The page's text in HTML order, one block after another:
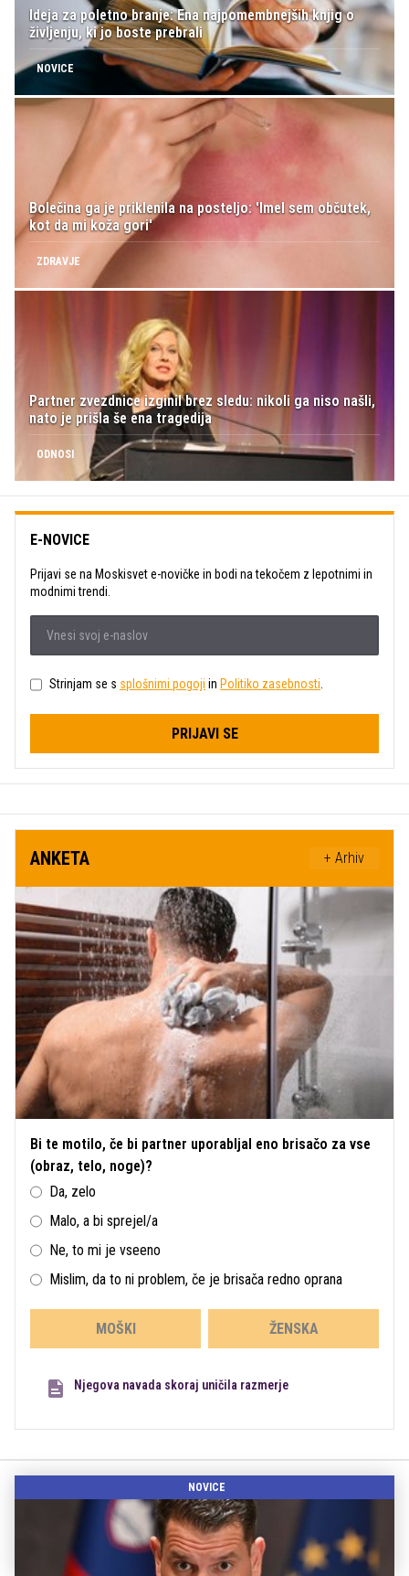
Ideja za poletno branje: Ena najpomembnejših knjig o
življenju, ki jo boste prebrali
NOVICE
Bolečina ga je priklenila na posteljo: 'Imel sem občutek,
kot da mi koža gori'
ZDRAVJE
Partner zvezdnice izginil brez sledu: nikoli ga niso našli,
nato je prišla še ena tragedija
ODNOSI
E-NOVICE
Prijavi se na Moskisvet e-novičke in bodi na tekočem z lepotnimi in
modnimi trendi.
Strinjam se s splošnimi pogoji in Politiko zasebnosti
PRIJAVI SE
ANKETA + Arhiv
Bi te motilo, če bi partner uporabljal eno brisačo za vse
(obraz, telo, noge)?
Da, zelo
Malo, a bi sprejel/a
Ne, to mi je vseeno
Mislim, da to ni problem, če je brisača redno oprana
MOŠKI ŽENSKA
Njegova navada skoraj uničila razmerje
NOVICE